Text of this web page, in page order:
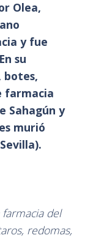
Olea,
y fue
su
botes,
farmacia
Sahagún y
murió
farmacia del
redomas,